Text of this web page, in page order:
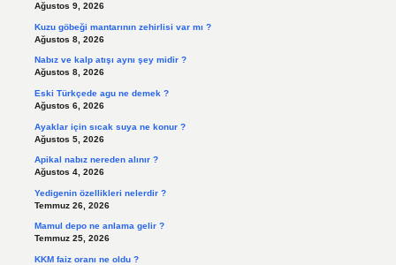
Ağustos 9, 2026
Kuzu göbeği mantarının zehirlisi var mı ?
Ağustos 8, 2026
Nabız ve kalp atışı aynı şey midir ?
Ağustos 8, 2026
Eski Türkçede agu ne demek ?
Ağustos 6, 2026
Ayaklar için sıcak suya ne konur ?
Ağustos 5, 2026
Apikal nabız nereden alınır ?
Ağustos 4, 2026
Yedigenin özellikleri nelerdir ?
Temmuz 26, 2026
Mamul depo ne anlama gelir ?
Temmuz 25, 2026
KKM faiz oranı ne oldu ?